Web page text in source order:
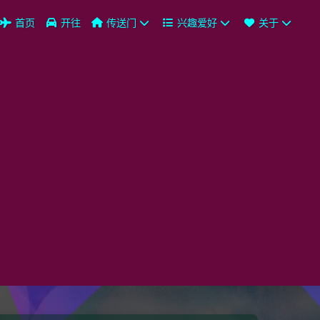
首页 开往 传送门 兴趣爱好 关于